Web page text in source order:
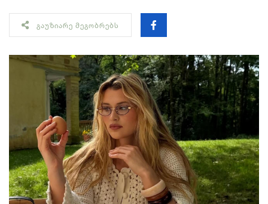
ᲒᲐᲣᲖᲘᲐᲠᲔ ᲛᲔᲒᲝᲑᲠᲔᲑᲡ